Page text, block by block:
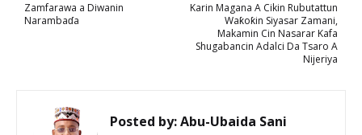
Karin Magana A Cikin Rubutattun
Waƙoƙin Siyasar Zamani,
Makamin Cin Nasarar Kafa
Shugabancin Adalci Da Tsaro A
Nijeriya
Zamfarawa a Diwanin
Narambaɗa
Posted by:Abu-Ubaida Sani